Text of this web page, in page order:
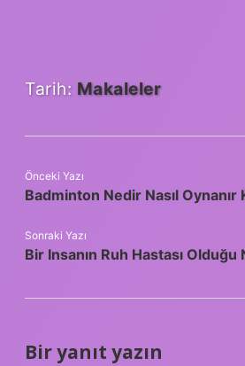
Tarih: Makaleler
Önceki Yazı
Badminton Nedir Nasıl Oynanır
Sonraki Yazı
Bir Insanın Ruh Hastası Olduğu
Bir yanıt yazın